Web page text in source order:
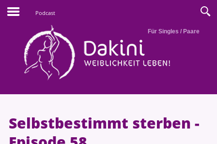
Podcast
Für Singles / Paare
Selbstbestimmt sterben -